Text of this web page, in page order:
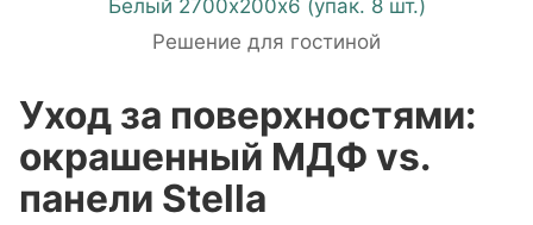
Решение для гостиной
Уход за поверхностями:
окрашенный МДФ vs.
панели Stella